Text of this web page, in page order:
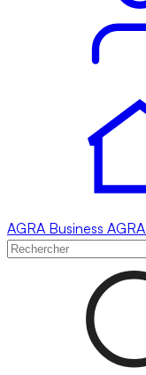
AGRA Business AGRA